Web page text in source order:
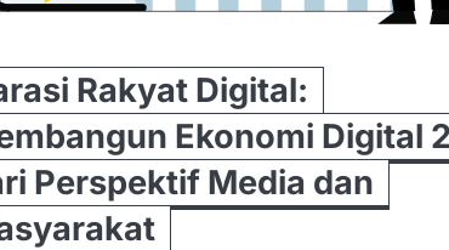
Rakyat Digital:
Ekonomi Digital
Perspektif Media dan